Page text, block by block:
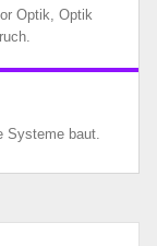
Optik, Optik
Systeme baut.